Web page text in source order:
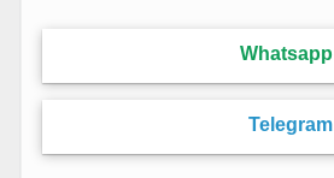
Whatsapp
Telegram